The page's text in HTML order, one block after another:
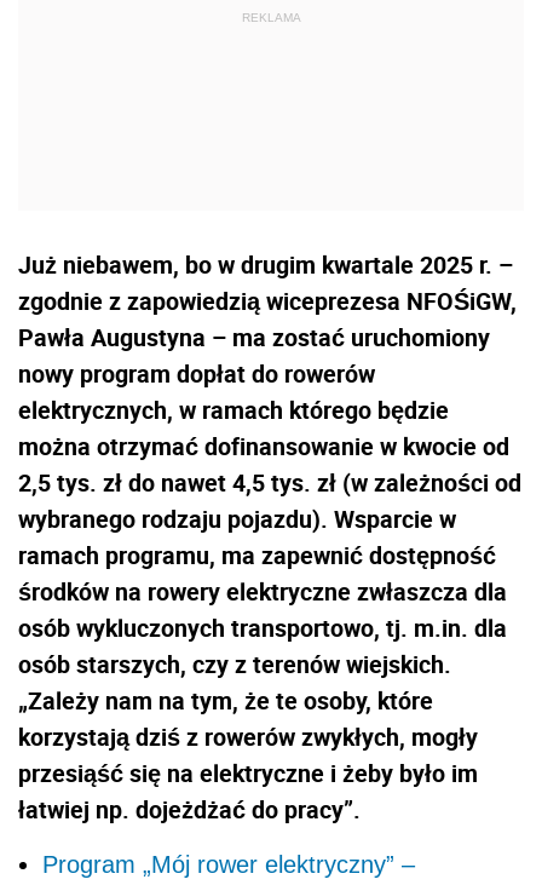
Już niebawem, bo w drugim kwartale 2025 r. –
zgodnie z zapowiedzią wiceprezesa NFOŚiGW,
Pawła Augustyna – ma zostać uruchomiony
nowy program dopłat do rowerów
elektrycznych, w ramach którego będzie
można otrzymać dofinansowanie w kwocie od
2,5 tys. zł do nawet 4,5 tys. zł (w zależności od
wybranego rodzaju pojazdu). Wsparcie w
ramach programu, ma zapewnić dostępność
środków na rowery elektryczne zwłaszcza dla
osób wykluczonych transportowo, tj. m.in. dla
osób starszych, czy z terenów wiejskich.
„Zależy nam na tym, że te osoby, które
korzystają dziś z rowerów zwykłych, mogły
przesiąść się na elektryczne i żeby było im
łatwiej np. dojeżdżać do pracy”.
Program „Mój rower elektryczny” –